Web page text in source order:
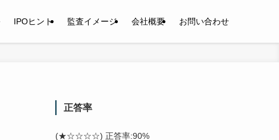
IPOヒント 監査イメージ 会社概要 お問い合わせ
正答率
(★☆☆☆☆) 正答率:90%